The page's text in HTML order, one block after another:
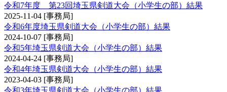
令和7年度 第23回埼玉県剣道大会（小学生の部）結果
2025-11-04 [事務局]
令和6年度埼玉県剣道大会（小学生の部）結果
2024-10-07 [事務局]
令和5年埼玉県剣道大会（小学生の部）結果
2024-04-24 [事務局]
令和4年埼玉県剣道大会（小学生の部）結果
2023-04-03 [事務局]
令和3年埼玉県剣道大会（小学生の部）結果